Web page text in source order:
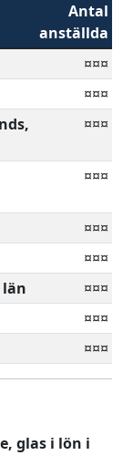
Antal
anställda
¤¤¤
¤¤¤
¤¤¤
¤¤¤
¤¤¤
¤¤¤
län
¤¤¤
¤¤¤
¤¤¤
glas i lön i